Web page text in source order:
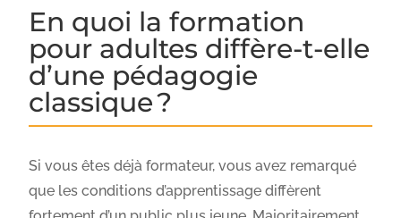
En quoi la formation
pour adultes diffère-t-elle
d’une pédagogie
classique ?
Si vous êtes déjà formateur, vous avez remarqué
que les conditions d’apprentissage diffèrent